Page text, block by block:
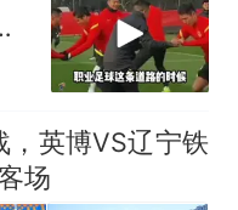
英博VS辽宁铁
场